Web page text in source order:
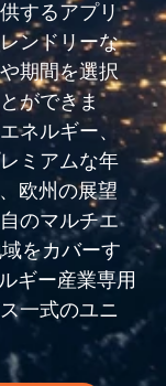
するアプリ
ンドリーな
期間を選択
ができま
ネルギー、
ミアムな年
欧州の展望
のマルチエ
をカバーす
ギー産業専用
一式のユニ